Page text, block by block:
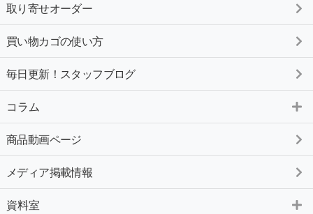
取り寄せオーダー
買い物カゴの使い方
毎日更新！スタッフブログ
コラム
商品動画ページ
メディア掲載情報
資料室